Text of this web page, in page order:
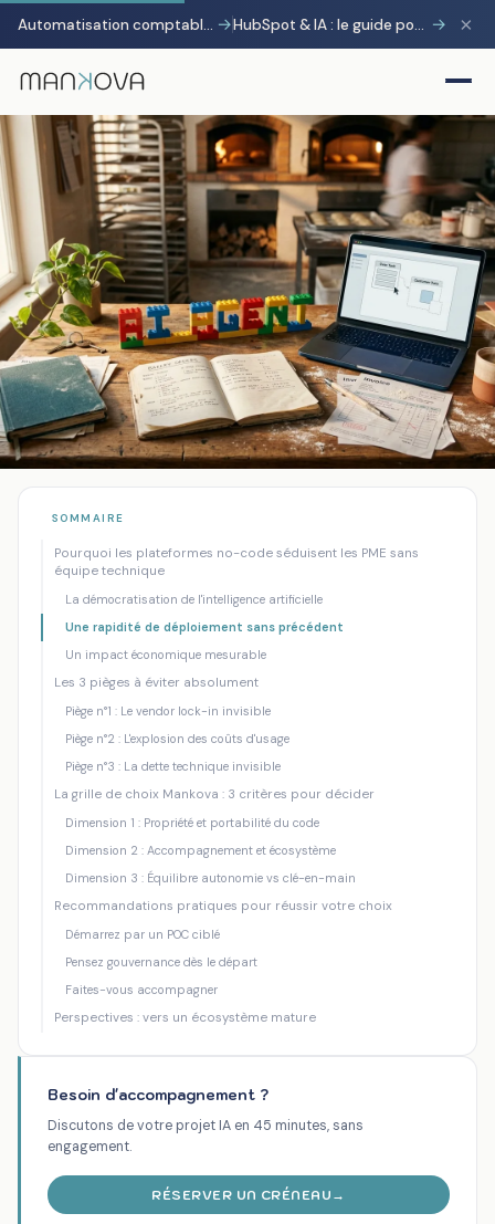
Automatisation comptable avec Pennylane : transformer la charge administrative en avantage stratégique → HubSpot & IA : le guide pour gagner 10 heures par semaine → ×
Accueil/ Blog/Agents IA en PME : pourquoi les plateformes no-cod...
N8N AUTOMATISATION IA
Agents IA en PME : pourquoi les
plateformes no-code explosent (et
comment choisir sans finir avec 15 outils
de plus)
Mankova Consulting·08 juillet 2026·9 min de lecture
SOMMAIRE
Pourquoi les plateformes no-code séduisent les PME sans
équipe technique
La démocratisation de l'intelligence artificielle
Une rapidité de déploiement sans précédent
Un impact économique mesurable
Les 3 pièges à éviter absolument
Piège n°1 : Le vendor lock-in invisible
Piège n°2 : L'explosion des coûts d'usage
Piège n°3 : La dette technique invisible
La grille de choix Mankova : 3 critères pour décider
Dimension 1 : Propriété et portabilité du code
Dimension 2 : Accompagnement et écosystème
Dimension 3 : Équilibre autonomie vs clé-en-main
Recommandations pratiques pour réussir votre choix
Démarrez par un POC ciblé
Pensez gouvernance dès le départ
Faites-vous accompagner
Perspectives : vers un écosystème mature
Besoin d'accompagnement ?
Discutons de votre projet IA en 45 minutes, sans
engagement.
RÉSERVER UN CRÉNEAU →